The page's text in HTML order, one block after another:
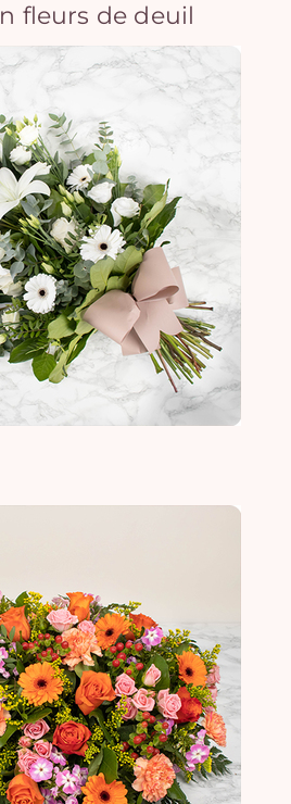
fleurs de deuil